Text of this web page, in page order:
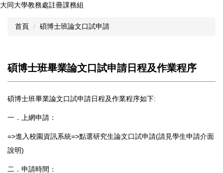
跳
區
大同大學教務處註冊課務組
首頁 碩博士班論文口試申請
碩博士班畢業論文口試申請日程及作業程序
碩博士班畢業論文口試申請日程及作業程序如下:
一．上網申請：
=>進入校園資訊系統=>點選研究生論文口試申請(請見學生申請介面
說明)
二．申請時間：